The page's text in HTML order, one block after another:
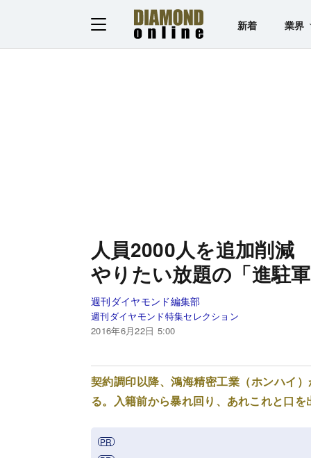
新着 業界
人員2000人を追加削減
やりたい放題の「進駐
週刊ダイヤモンド編集部
週刊ダイヤモンド特集セレクション
2016年6月22日 5:00
契約調印以降、鴻海精密工業（ホンハイ
る。入籍前から暴れ回り、あれこれと口